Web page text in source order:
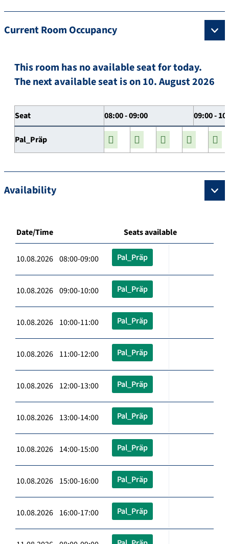
Current Room Occupancy
This room has no available seat for today.
The next available seat is on 10. August 2026
Seat 08:00 - 09:00 09:00 -
Pal_Präp
Availability
Date/Time Seats available
10.08.2026 08:00-09:00 Pal_Präp
10.08.2026 09:00-10:00 Pal_Präp
10.08.2026 10:00-11:00 Pal_Präp
10.08.2026 11:00-12:00 Pal_Präp
10.08.2026 12:00-13:00 Pal_Präp
10.08.2026 13:00-14:00 Pal_Präp
10.08.2026 14:00-15:00 Pal_Präp
10.08.2026 15:00-16:00 Pal_Präp
10.08.2026 16:00-17:00 Pal_Präp